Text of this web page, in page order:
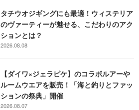
タチウオジギングにも最適！ウィステリア
のヴァーティーが魅せる、こだわりのアク
ションとは？
2026.08.08
【ダイワ×ジェラピケ】のコラボルアーや
ルームウエアを販売！「海と釣りとファッ
ションの祭典」開催
2026.08.07